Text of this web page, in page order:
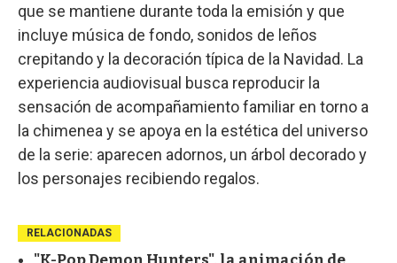
que se mantiene durante toda la emisión y que
incluye música de fondo, sonidos de leños
crepitando y la decoración típica de la Navidad. La
experiencia audiovisual busca reproducir la
sensación de acompañamiento familiar en torno a
la chimenea y se apoya en la estética del universo
de la serie: aparecen adornos, un árbol decorado y
los personajes recibiendo regalos.
RELACIONADAS